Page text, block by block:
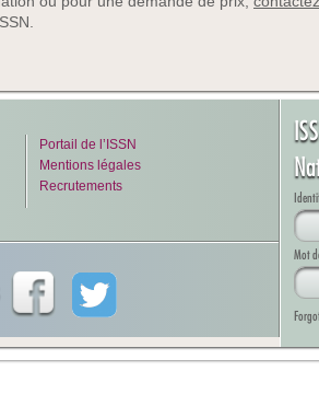
Portail de l’ISSN
Mentions légales
Recrutements
Mot